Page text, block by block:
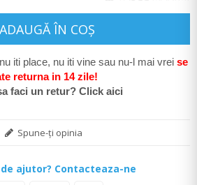
ADAUGĂ ÎN COŞ
iti place, nu iti vine sau nu-l mai vrei se
returna in 14 zile!
faci un retur? Click aici
Spune-ţi opinia
ajutor? Contacteaza-ne